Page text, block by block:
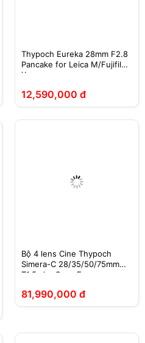
Thypoch Eureka 28mm F2.8
Pancake for Leica M/Fujifilm
X
12,590,000 đ
Bộ 4 lens Cine Thypoch
Simera-C 28/35/50/75mm
T1.5 cho Sony E
81,990,000 đ